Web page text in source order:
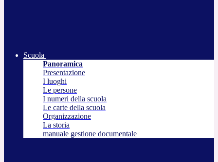
Scuola
Panoramica
Presentazione
I luoghi
Le persone
I numeri della scuola
Le carte della scuola
Organizzazione
La storia
manuale gestione documentale